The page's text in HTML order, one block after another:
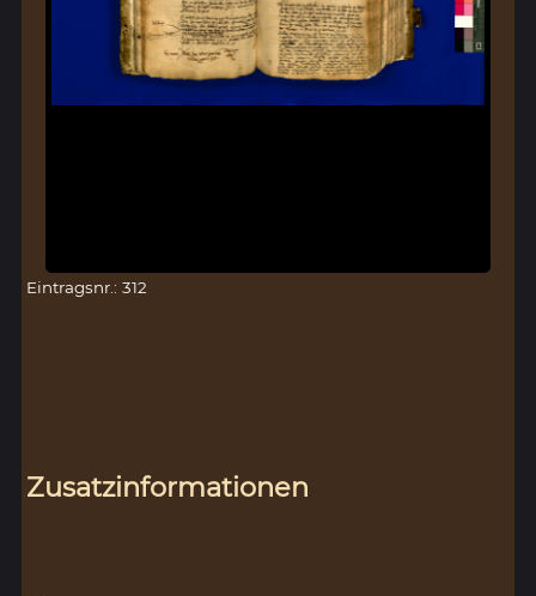
Eintragsnr.: 312
Zusatzinformationen